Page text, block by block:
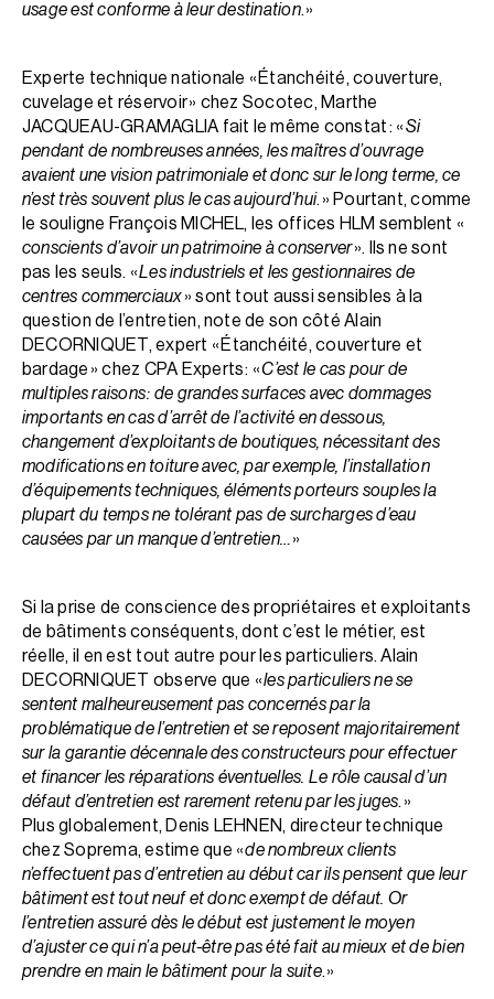
usage est conforme à leur destination. »
Experte technique nationale « Étanchéité, couverture,
cuvelage et réservoir » chez Socotec, Marthe
JACQUEAU-GRAMAGLIA fait le même constat : «Si
pendant de nombreuses années, les maîtres d’ouvrage
avaient une vision patrimoniale et donc sur le long terme, ce
n’est très souvent plus le cas aujourd’hui. » Pourtant, comme
le souligne François MICHEL, les offices HLM semblent «
conscients d’avoir un patrimoine à conserver». Ils ne sont
pas les seuls. «Les industriels et les gestionnaires de
centres commerciaux» sont tout aussi sensibles à la
question de l’entretien, note de son côté Alain
DECORNIQUET, expert « Étanchéité, couverture et
bardage » chez CPA Experts : «C’est le cas pour de
multiples raisons : de grandes surfaces avec dommages
importants en cas d’arrêt de l’activité en dessous,
changement d’exploitants de boutiques, nécessitant des
modifications en toiture avec, par exemple, l’installation
d’équipements techniques, éléments porteurs souples la
plupart du temps ne tolérant pas de surcharges d’eau
causées par un manque d’entretien…»
Si la prise de conscience des propriétaires et exploitants
de bâtiments conséquents, dont c’est le métier, est
réelle, il en est tout autre pour les particuliers. Alain
DECORNIQUET observe que «les particuliers ne se
sentent malheureusement pas concernés par la
problématique de l’entretien et se reposent majoritairement
sur la garantie décennale des constructeurs pour effectuer
et financer les réparations éventuelles. Le rôle causal d’un
défaut d’entretien est rarement retenu par les juges. »
Plus globalement, Denis LEHNEN, directeur technique
chez Soprema, estime que «de nombreux clients
n’effectuent pas d’entretien au début car ils pensent que leur
bâtiment est tout neuf et donc exempt de défaut. Or
l’entretien assuré dès le début est justement le moyen
d’ajuster ce qui n’a peut-être pas été fait au mieux et de bien
prendre en main le bâtiment pour la suite. »